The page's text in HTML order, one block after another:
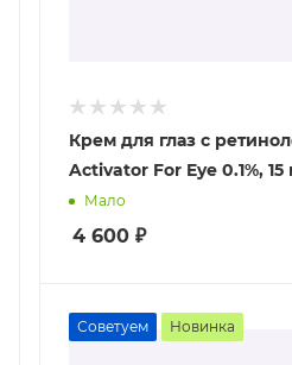
Крем для глаз с
Activator For Eye
Мало
4 600 ₽
Советуем Новинка